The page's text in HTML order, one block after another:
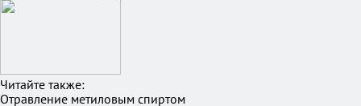
Читайте также:
Отравление метиловым спиртом